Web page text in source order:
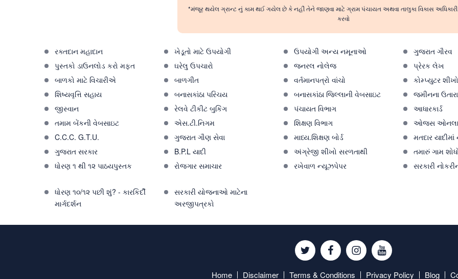
*મંજૂર થયેલ ગ્રાન્ટ નું કામ થઈ ગયેલ છે કે નહીં તેને જાણવા માટે ગ્રામ પંચાયત અથવા તાલુકા વિકાસ
કરવો
રક્તદાન મહાદાન ખેડૂતો માટે ઉપયોગી ઉપયોગી અન્ય નમૂનાઓ ગુજરાત ગૌરવ
પુસ્તકો ડાઉનલોડ કરો મફત
ઘરેલુ ઉપચારો જનરલ નોલેજ પ્રેરક લેખ
બાળકો માટે વિચારીએ
બાળગીત વર્તમાનપત્રો વાંચો કોમ્પ્યુટર શીખો
શિષ્યવૃત્તિ સહાય
બનાસકાંઠા પરિચય બનાસકાંઠા જિલ્લાની વેબસાઇટ જમીનના
જીસ્વાન
રેલવે ટીકીટ બુકિંગ પંચાયત વિભાગ આધારકાર્ડ
તમામ બેંકની વેબસાઇટ
એસ.ટી.નિગમ શિક્ષણ વિભાગ ઓજસ
C.C.C. G.T.U.
ગુજરાત ગૌણ સેવા માધ્ય.શિક્ષણ બોર્ડ મતદાર યાદીમાં
ગુજરાત સરકાર
B.P.L યાદી અંગ્રેજી શીખો સરળતાથી તમારું ગામ શોધો
ધોરણ ૧ થી ૧૨ પાઠયપુસ્તક
રોજગાર સમાચાર રખેવાળ ન્યૂઝપેપર સરકારી
ધોરણ ૧૦/૧૨ પછી શું? - કારકિર્દી
માર્ગદર્શન
સરકારી યોજનાઓ માટેના
અરજીપત્રકો
Twitter FacebookInstagramYoutube
Home Disclaimer Terms & Conditions Privacy Policy Blog